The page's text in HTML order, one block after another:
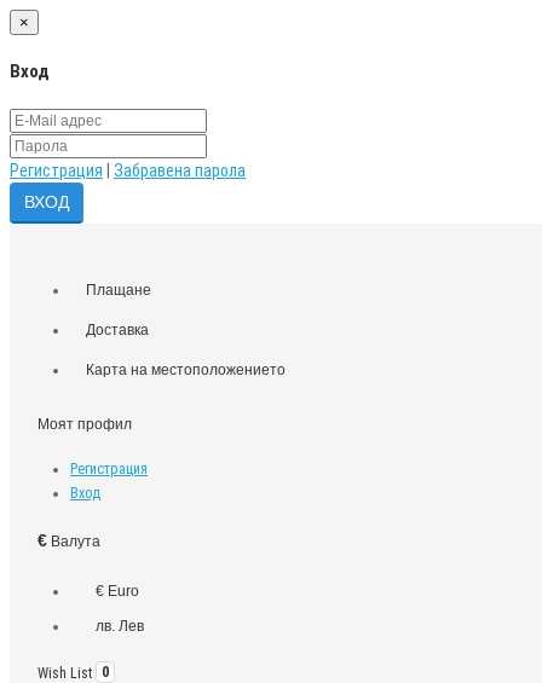
×
Вход
Регистрация Забравена парола
Плащане
Доставка
Карта на местоположението
Моят профил
Регистрация
Вход
€ Валута
€ Euro
лв. Лев
Wish List 0